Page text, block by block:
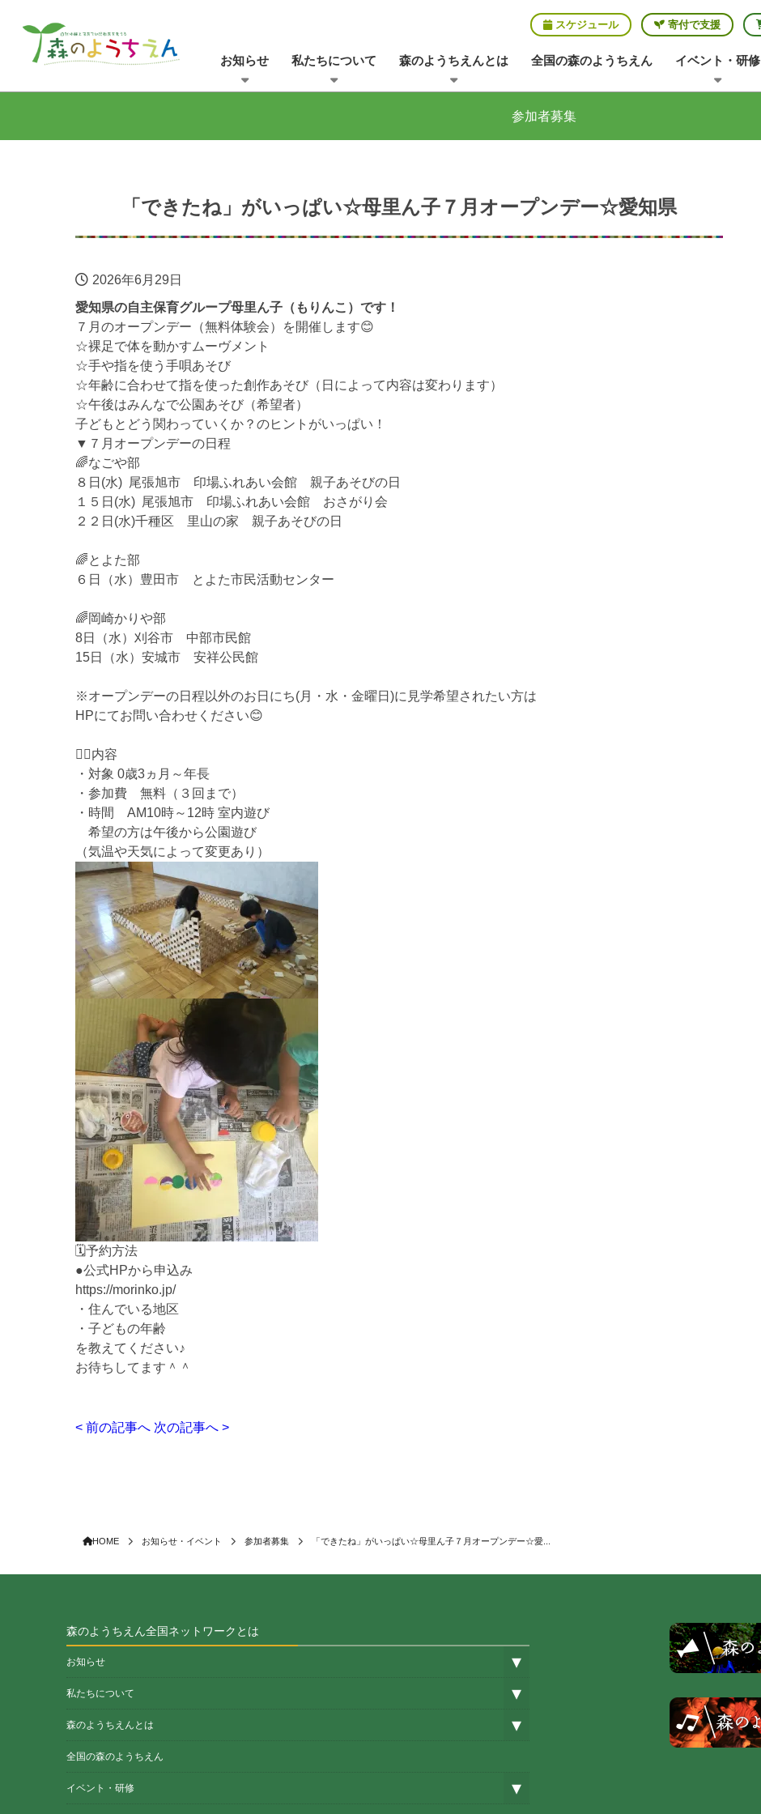
スケジュール 寄付で支援
お知らせ 私たちについて 森のようちえんとは 全国の森のようちえん イベント・研修
参加者募集
「できたね」がいっぱい☆母里ん子７月オープンデー☆愛知県
2026年6月29日
愛知県の自主保育グループ母里ん子（もりんこ）です！
７月のオープンデー（無料体験会）を開催します😊
☆裸足で体を動かすムーヴメント
☆手や指を使う手唄あそび
☆年齢に合わせて指を使った創作あそび（日によって内容は変わります）
☆午後はみんなで公園あそび（希望者）
子どもとどう関わっていくか？のヒントがいっぱい！
▼７月オープンデーの日程
🌈なごや部
８日(水) 尾張旭市 印場ふれあい会館 親子あそびの日
１５日(水) 尾張旭市 印場ふれあい会館 おさがり会
２２日(水)千種区 里山の家 親子あそびの日
🌈とよた部
６日（水）豊田市 とよた市民活動センター
🌈岡崎かりや部
8日（水）刈谷市 中部市民館
15日（水）安城市 安祥公民館
※オープンデーの日程以外のお日にち(月・水・金曜日)に見学希望されたい方は
HPにてお問い合わせください😊
💁‍♀️内容
・対象 0歳3ヵ月～年長
・参加費 無料（３回まで）
・時間 AM10時～12時 室内遊び
希望の方は午後から公園遊び
（気温や天気によって変更あり）
🗓️予約方法
●公式HPから申込み
https://morinko.jp/
・住んでいる地区
・子どもの年齢
を教えてください♪
お待ちしてます＾＾
< 前の記事へ 次の記事へ >
HOME お知らせ・イベント 参加者募集 「できたね」がいっぱい☆母里ん子７月オープンデー☆愛...
森のようちえん全国ネットワークとは
お知らせ
私たちについて
森のようちえんとは
全国の森のようちえん
イベント・研修